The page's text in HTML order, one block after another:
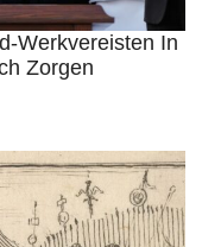
Werkvereisten In
Zorgen